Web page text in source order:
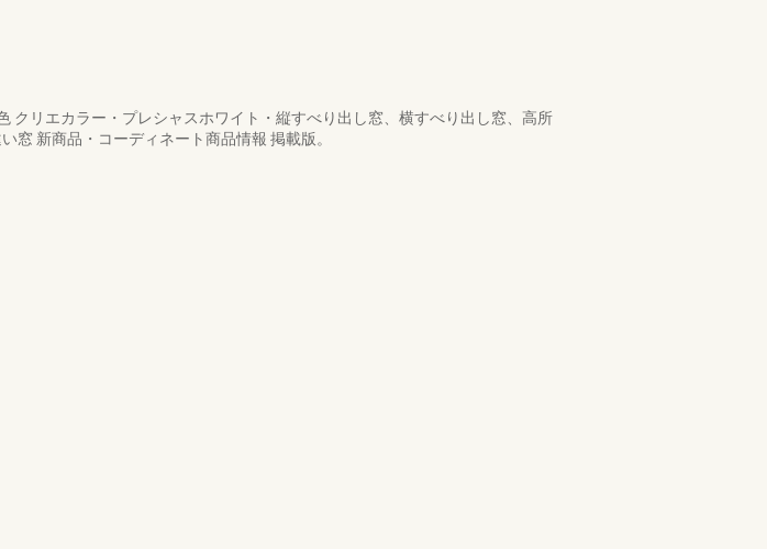
クリエカラー・プレシャスホワイト・縦すべり出し窓、横すべり出し窓、高所
窓 新商品・コーディネート商品情報 掲載版。